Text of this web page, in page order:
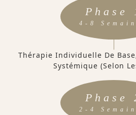
Phase
4-8
Thérapie Individuelle De
Systémique (selon
Phase
2-4